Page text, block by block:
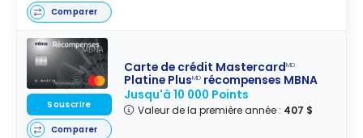
Comparer
Carte de crédit MastercardMD
Platine PlusMD récompenses MBNA
Jusqu'à 10 000 Points
Valeur de la première année : 407 $
Souscrire
Comparer